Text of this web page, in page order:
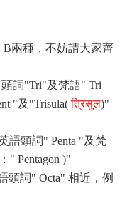
B兩種，不妨請大家齊
：
詞"Tri"及梵語" Tri
"及"Trisula(त्रिसुल)"
語頭詞" Penta "及梵
" Pentagon )"
頭詞" Octa" 相近，例